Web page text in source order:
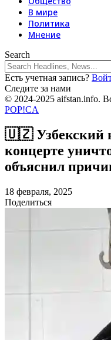
В мире
Политика
Мнение
Search
Есть учетная запись?
Следите за нами
© 2024-2025 aifstan.info.
POP!CA
🇺🇿 Узбекский
концерте
объяснил
18 февраля, 2025
Поделиться